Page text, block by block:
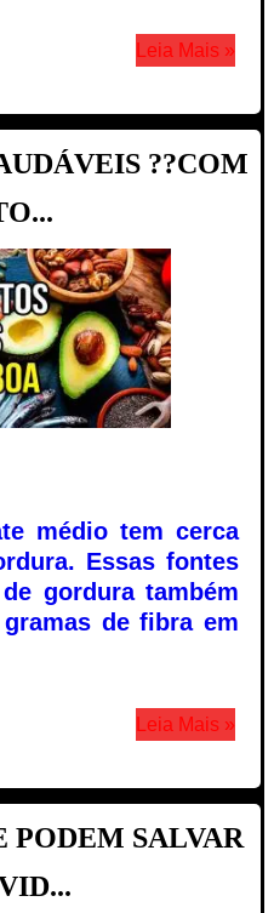
Leia Mais »
??COM
médio tem cerca
Essas fontes
gordura também
de fibra em
Leia Mais »
PODEM SALVAR